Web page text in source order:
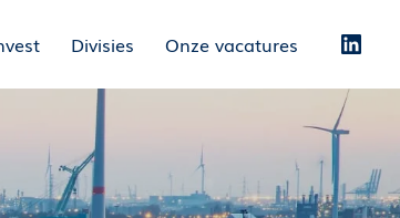
Divisies Onze vacatures